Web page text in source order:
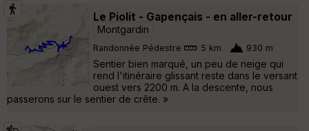
Le Piolit - Gapençais - en aller-retour
Montgardin
Randonnée Pédestre 5 km 930 m
Sentier bien marqué, un peu de neige qui
rend l'itinéraire glissant reste dans le versant
ouest vers 2200 m. A la descente, nous
passerons sur le sentier de crête. »